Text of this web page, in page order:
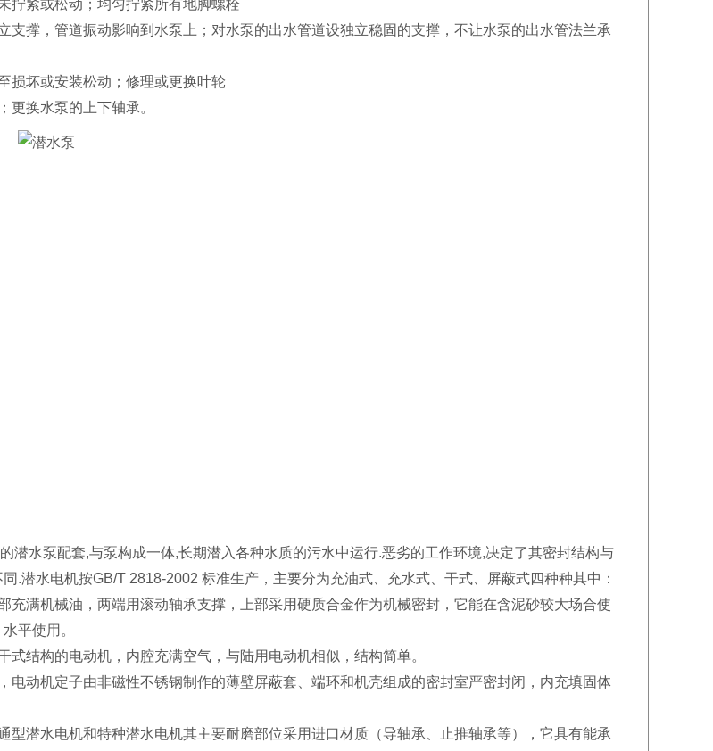
拧紧或松动；均匀拧紧所有地脚螺栓
支撑，管道振动影响到水泵上；对水泵的出水管道设独立稳固的支撑，不让水泵的出水管法兰承
损坏或安装松动；修理或更换叶轮
更换水泵的上下轴承。
潜水泵配套,与泵构成一体,长期潜入各种水质的污水中运行.恶劣的工作环境,决定了其密封结构与
.潜水电机按GB/T 2818-2002 标准生产，主要分为充油式、充水式、干式、屏蔽式四种种其中：
充满机械油，两端用滚动轴承支撑，上部采用硬质合金作为机械密封，它能在含泥砂较大场合使
平使用。
式结构的电动机，内腔充满空气，与陆用电动机相似，结构简单。
电动机定子由非磁性不锈钢制作的薄壁屏蔽套、端环和机壳组成的密封室严密封闭，内充填固体
型潜水电机和特种潜水电机其主要耐磨部位采用进口材质（导轴承、止推轴承等），它具有能承